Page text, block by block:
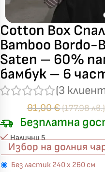
Cotton Box
Bamboo Bordo-
Saten – 60%
бамбук – 6
(3
91,00€(177.98 лв.)
Безплатна
Налични 5
Избор на долния
Без ластик 240 х 260 см